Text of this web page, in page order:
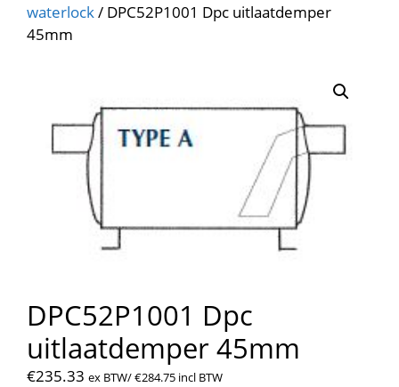
waterlock/ DPC52P1001 Dpc uitlaatdemper
45mm
DPC52P1001 Dpc
uitlaatdemper 45mm
€235.33 ex BTW/€284.75 incl BTW